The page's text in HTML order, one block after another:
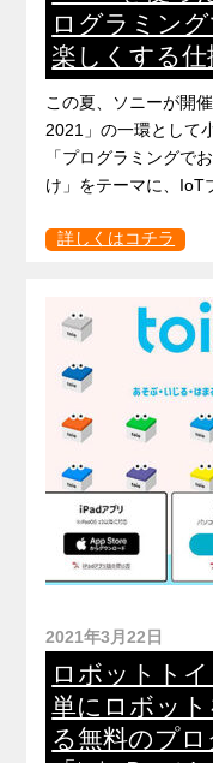
ログラミン
楽しくする仕
この夏、ソニーが開
2021」の一環として
「プログラミングで
け」をテーマに、
詳しくはコチラ
2021年3月22日
ロボットト
単にロボッ
る無料のプ